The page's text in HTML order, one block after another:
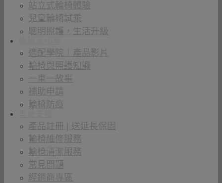
站立式輪椅體驗
兒童輪椅試乘
聰明照護，生活升級
適配學院｜產品影片
輪椅與照護知識
一車一故事
補助申請
輪椅防疫
產品註冊 | 送延長保固
輪椅維修服務
輪椅清潔服務
常見問題
經銷商專區